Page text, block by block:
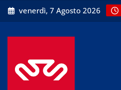
Skip
to
venerdì, 7 Agosto 2026